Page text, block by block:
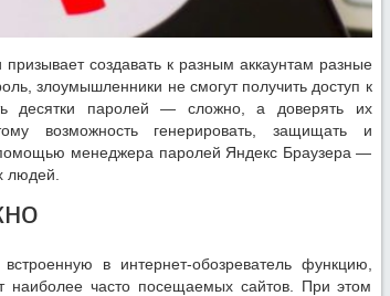
создавать к разным аккаунтам разные
злоумышленники не смогут получить доступ к
десятки паролей — сложно, а доверять их
возможность генерировать, защищать и
менеджера паролей Яндекс Браузера —
людей.
в интернет-обозреватель функцию,
часто посещаемых сайтов. При этом